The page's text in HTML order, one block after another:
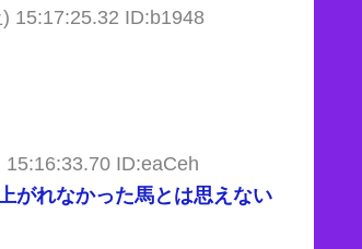
15:17:25.32 ID:b1948
15:16:33.70 ID:eaCeh
がれなかった馬とは思えない